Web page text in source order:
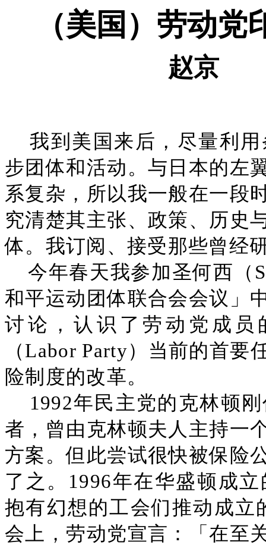
（美国）劳动党
赵京
我到美国来后，尽量利
步团体和活动。与日本的左
系复杂，所以我一般在一段
究清楚其主张、政策、历史
体。我订阅、接受那些曾经
今年春天我参加圣何西（
和平运动团体联合会会议」
讨论，认识了劳动党成
（Labor Party）当前的首
险制度的改革。
1992年民主党的克林顿
者，曾由克林顿夫人主持一
方案。但此尝试很快被保险
了之。1996年在华盛顿成
抱有幻想的工会们推动成立
会上，劳动党宣言：「在